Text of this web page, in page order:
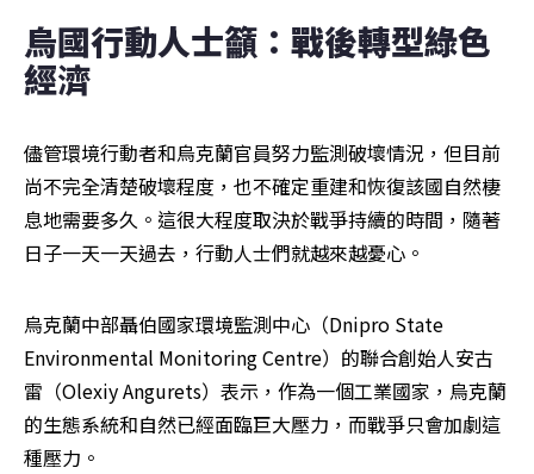
烏國行動人士籲：戰後轉型綠色
經濟
儘管環境行動者和烏克蘭官員努力監測破壞情況，但目前
尚不完全清楚破壞程度，也不確定重建和恢復該國自然棲
息地需要多久。這很大程度取決於戰爭持續的時間，隨著
日子一天一天過去，行動人士們就越來越憂心。
烏克蘭中部聶伯國家環境監測中心（Dnipro State
Environmental Monitoring Centre）的聯合創始人安古
雷（Olexiy Angurets）表示，作為一個工業國家，烏克蘭
的生態系統和自然已經面臨巨大壓力，而戰爭只會加劇這
種壓力。